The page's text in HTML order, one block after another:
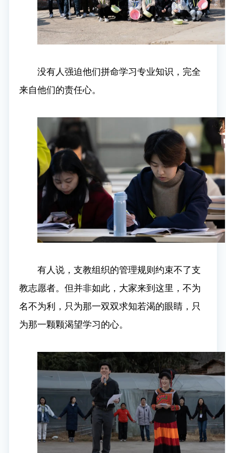
没有人强迫他们拼命学习专业知识，完全
来自他们的责任心。
有人说，支教组织的管理规则约束不了支
教志愿者。但并非如此，大家来到这里，不为
名不为利，只为那一双双求知若渴的眼睛，只
为那一颗颗渴望学习的心。